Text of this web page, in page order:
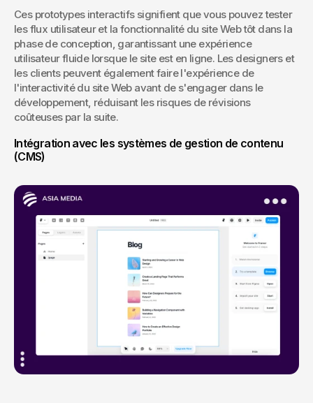
Ces prototypes interactifs signifient que vous pouvez tester
les flux utilisateur et la fonctionnalité du site Web tôt dans la
phase de conception, garantissant une expérience
utilisateur fluide lorsque le site est en ligne. Les designers et
les clients peuvent également faire l'expérience de
l'interactivité du site Web avant de s'engager dans le
développement, réduisant les risques de révisions
coûteuses par la suite.
Intégration avec les systèmes de gestion de contenu
(CMS)